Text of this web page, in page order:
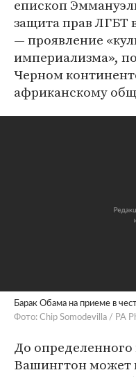
епископ
защита прав
— проявление
империализма»,
Черном
африканскому
Барак Обама на приеме в
Фото: Chip Somodevilla / PA
До
Вашингтон может